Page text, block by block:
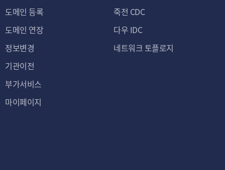
도메인 등록
도메인 연장
정보변경
기관이전
부가서비스
마이페이지
죽전 CDC
다우 IDC
네트워크 토플로지